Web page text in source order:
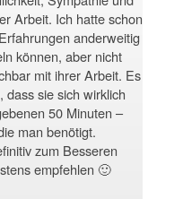
Arbeit. Ich hatte schon
anderweitig
können, aber nicht
mit ihrer Arbeit. Es
dass sie sich wirklich
50 Minuten –
man benötigt.
zum Besseren
empfehlen 🙂